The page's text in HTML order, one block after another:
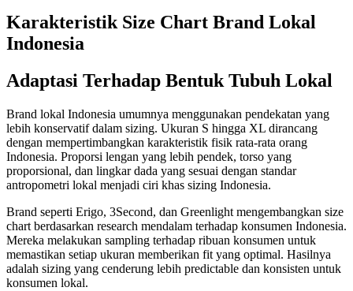
Karakteristik Size Chart Brand Lokal
Indonesia
Adaptasi Terhadap Bentuk Tubuh Lokal
Brand lokal Indonesia umumnya menggunakan pendekatan yang
lebih konservatif dalam sizing. Ukuran S hingga XL dirancang
dengan mempertimbangkan karakteristik fisik rata-rata orang
Indonesia. Proporsi lengan yang lebih pendek, torso yang
proporsional, dan lingkar dada yang sesuai dengan standar
antropometri lokal menjadi ciri khas sizing Indonesia.
Brand seperti Erigo, 3Second, dan Greenlight mengembangkan size
chart berdasarkan research mendalam terhadap konsumen Indonesia.
Mereka melakukan sampling terhadap ribuan konsumen untuk
memastikan setiap ukuran memberikan fit yang optimal. Hasilnya
adalah sizing yang cenderung lebih predictable dan konsisten untuk
konsumen lokal.